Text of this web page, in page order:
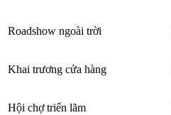
Roadshow ngoài trời
Khai trương cửa hàng
Hội chợ triển lãm